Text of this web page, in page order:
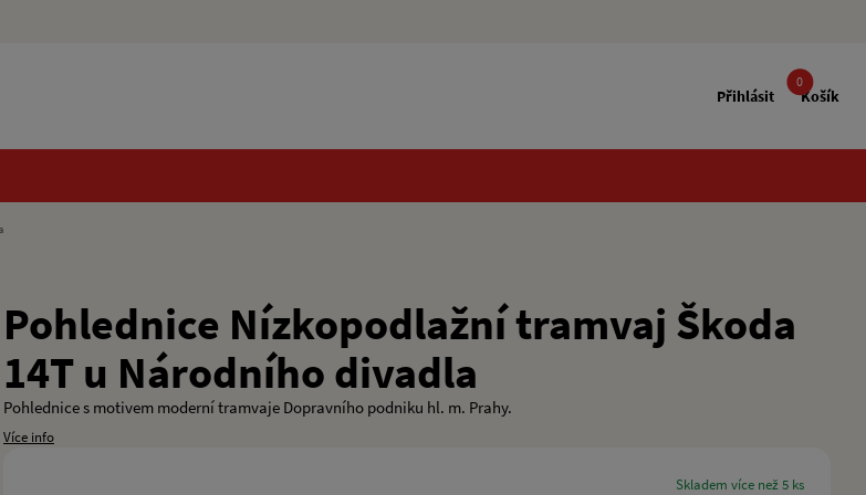
Přihlásit
0
Košík
Pohlednice Nízkopodlažní tramvaj Škoda
14T u Národního divadla
Pohlednice s motivem moderní tramvaje Dopravního podniku hl. m. Prahy.
Více info
skladem více než 5 ks